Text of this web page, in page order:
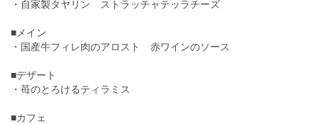
・自家製タヤリン ストラッチャテッラチーズ
■メイン
・国産牛フィレ肉のアロスト 赤ワインのソース
■デザート
・苺のとろけるティラミス
■カフェ